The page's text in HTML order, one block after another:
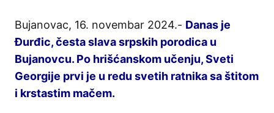
Bujanovac, 16. novembar 2024.- Danas je
Đurđic, česta slava srpskih porodica u
Bujanovcu. Po hrišćanskom učenju, Sveti
Georgije prvi je u redu svetih ratnika sa štitom
i krstastim mačem.